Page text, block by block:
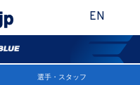
EN
選手・スタッフ